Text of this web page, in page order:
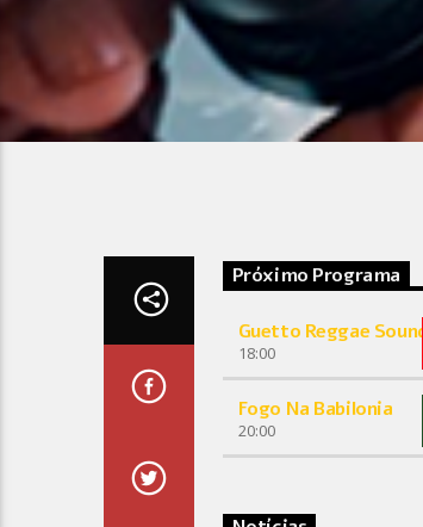
Próximo Programa
Guetto Reggae Sound
18:00
Fogo Na Babilonia
20:00